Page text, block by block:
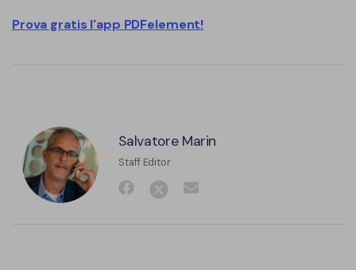
Prova gratis l'app PDFelement!
Salvatore Marin
Staff Editor